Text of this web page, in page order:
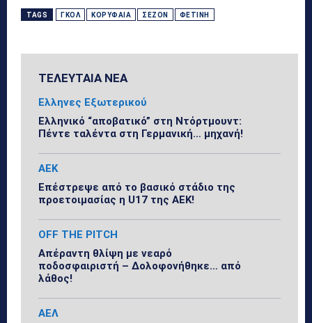
TAGS ΓΚΟΛ ΚΟΡΥΦΑΊΑ ΣΕΖΌΝ ΦΕΤΙΝΉ
ΤΕΛΕΥΤΑΙΑ ΝΕΑ
Ελληνες Εξωτερικού
Ελληνικό “αποβατικό” στη Ντόρτμουντ:
Πέντε ταλέντα στη Γερμανική… μηχανή!
ΑΕΚ
Επέστρεψε από το βασικό στάδιο της
προετοιμασίας η U17 της ΑΕΚ!
OFF THE PITCH
Απέραντη θλίψη με νεαρό
ποδοσφαιριστή – Δολοφονήθηκε… από
λάθος!
ΑΕΛ